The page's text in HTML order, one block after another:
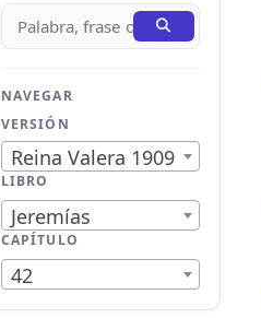
NAVEGAR
VERSIÓN
Reina Valera 1909
LIBRO
Jeremías
CAPÍTULO
42